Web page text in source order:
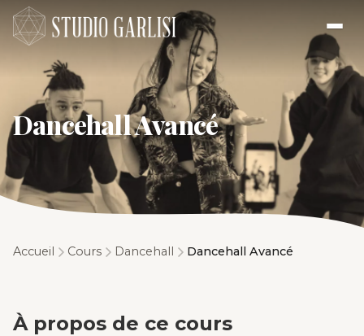
Dancehall Avancé
Accueil Cours Dancehall Dancehall Avancé
À propos de ce cours